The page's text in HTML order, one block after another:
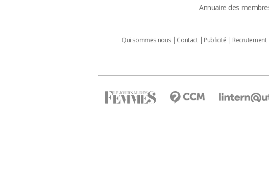
Annuaire des
Qui sommes nous Contact Publicité Recrutement